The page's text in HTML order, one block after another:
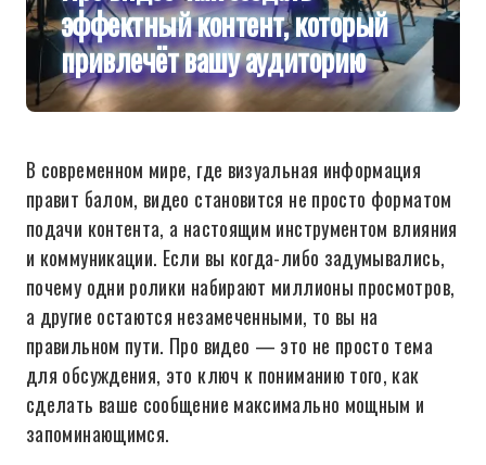
эффектный контент, который
привлечёт вашу аудиторию
В современном мире, где визуальная информация
правит балом, видео становится не просто форматом
подачи контента, а настоящим инструментом влияния
и коммуникации. Если вы когда-либо задумывались,
почему одни ролики набирают миллионы просмотров,
а другие остаются незамеченными, то вы на
правильном пути. Про видео — это не просто тема
для обсуждения, это ключ к пониманию того, как
сделать ваше сообщение максимально мощным и
запоминающимся.